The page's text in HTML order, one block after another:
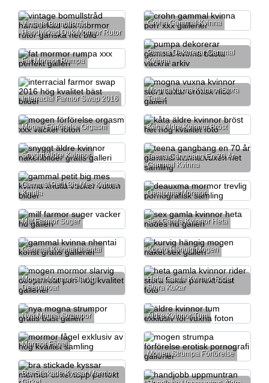
Vintage Bomullstråd
Handvirkad Duk Mormor Rutor
Crohn Gammal Kvinna
Pumpa Dekorerar Gammal
Kvinna
Fat Mormor Rumpa
Interracial Farmor Swap 2016
Mogna Vuxna Kvinnor Stora
Tuttar
Mogen Förförelse Orgasm Kåta Äldre Kvinnor Bröst
Snyggt Äldre Kvinnor
Teena Gangbang En 70 År
Gammal Kvinna
Gammal Petit Big Mes Kvinna
Knulla
Deauxma Mormor
Milf Farmor Suger Sex Gamla Kvinnor Heta
Gammal Kvinna Nhentai Kurvig Hängig Mogen
Mogen Mormor Slarvig
Deepthroat
Heta Gamla Kvinnor Rider
Stora Kukar
Nya Mogna Strumpor Äldre Kvinnor Tum
Mormor Fågel
Mogen Strumpa Förförelse
Bra Stickade Kyssar Mormor